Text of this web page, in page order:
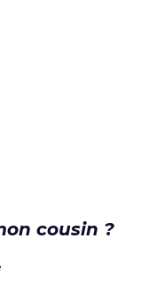
cousin ?